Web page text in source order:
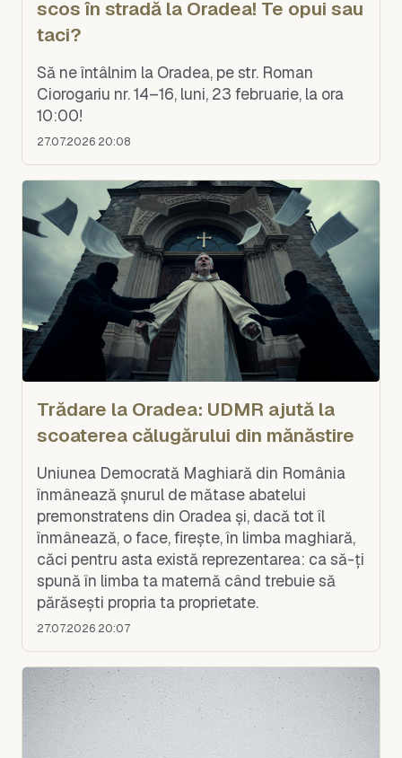
scos în stradă la Oradea! Te opui sau
taci?
Să ne întâlnim la Oradea, pe str. Roman
Ciorogariu nr. 14–16, luni, 23 februarie, la ora
10:00!
27.07.2026 20:08
Trădare la Oradea: UDMR ajută la
scoaterea călugărului din mănăstire
Uniunea Democrată Maghiară din România
înmânează șnurul de mătase abatelui
premonstratens din Oradea și, dacă tot îl
înmânează, o face, firește, în limba maghiară,
căci pentru asta există reprezentarea: ca să-ți
spună în limba ta maternă când trebuie să
părăsești propria ta proprietate.
27.07.2026 20:07